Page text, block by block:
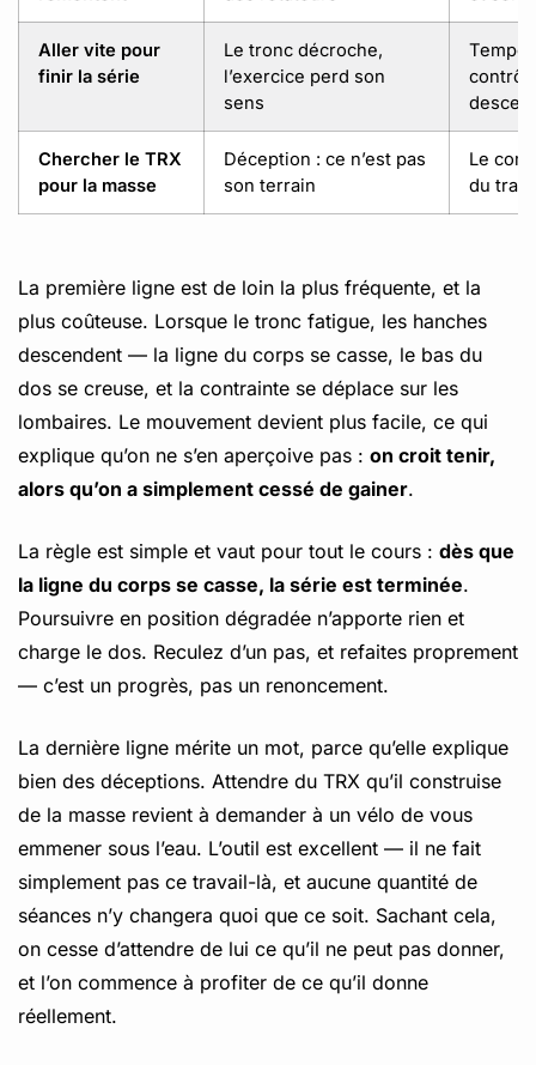
Aller vite pour
finir la série
Le tronc décroche,
l’exercice perd son
sens
Tempo
Chercher le TRX
pour la masse
Déception : ce n’est pas
son terrain
Le
du
La première ligne est de loin la plus fréquente, et la
plus coûteuse. Lorsque le tronc fatigue, les hanches
descendent — la ligne du corps se casse, le bas du
dos se creuse, et la contrainte se déplace sur les
lombaires. Le mouvement devient plus facile, ce qui
explique qu’on ne s’en aperçoive pas : on croit tenir,
alors qu’on a simplement cessé de gainer.
La règle est simple et vaut pour tout le cours : dès que
la ligne du corps se casse, la série est terminée.
Poursuivre en position dégradée n’apporte rien et
charge le dos. Reculez d’un pas, et refaites proprement
— c’est un progrès, pas un renoncement.
La dernière ligne mérite un mot, parce qu’elle explique
bien des déceptions. Attendre du TRX qu’il construise
de la masse revient à demander à un vélo de vous
emmener sous l’eau. L’outil est excellent — il ne fait
simplement pas ce travail-là, et aucune quantité de
séances n’y changera quoi que ce soit. Sachant cela,
on cesse d’attendre de lui ce qu’il ne peut pas donner,
et l’on commence à profiter de ce qu’il donne
réellement.